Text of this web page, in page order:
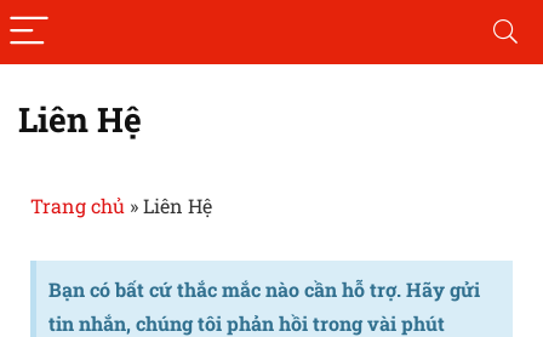
Liên Hệ
Trang chủ »Liên Hệ
Bạn có bất cứ thắc mắc nào cần hỗ trợ. Hãy gửi
tin nhắn, chúng tôi phản hồi trong vài phút